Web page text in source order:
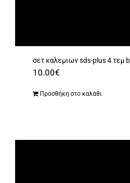
σετ καλεμιων sds-plus 4 τεμ
10.00€
Προσθήκη στο καλάθι